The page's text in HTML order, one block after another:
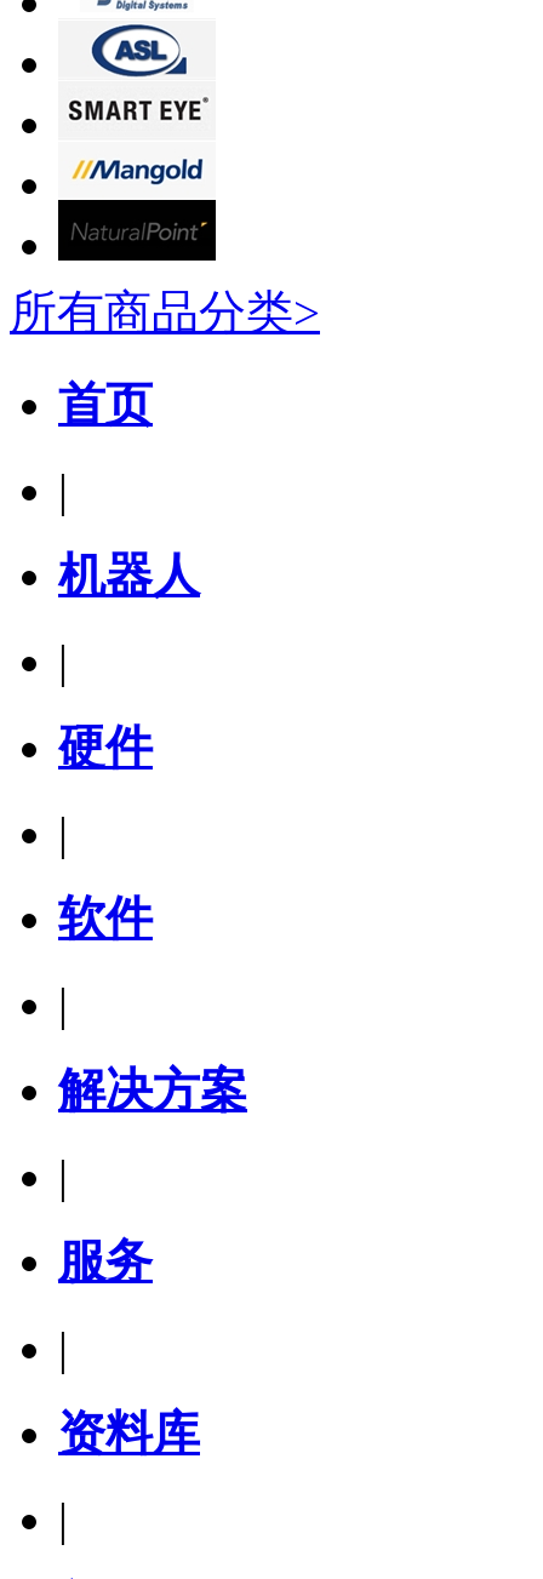
所有商品分类>
首页
|
机器人
|
硬件
|
软件
|
解决方案
|
服务
|
资料库
|